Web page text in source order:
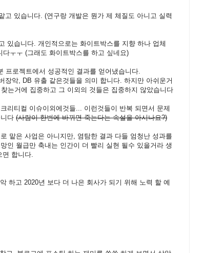
고 있습니다. (연구랑 개발은 뭔가 제 체질도 아니고 실력
있습니다. 개인적으로는 화이트박스를 지향 하나 업체
ㅜㅜ (그래도 화이트박스를 하고 싶네요)
프로젝트에서 성공적인 결과를 얻어냈습니다.
장악, DB 유출 같은것들을 의미 합니다. 하지만 아쉬운거
는거에 집중하고 그 이외의 것들은 집중하지 않았습니다
리티컬 이슈이외에것들... 이런것들이 반복 되면서 문제
다 (사람이 한번에 바뀌면 죽는다는 속설을 아시나요?)
맡은 사업은 아니지만, 염탐한 결과 다들 엄청난 성과를
인 월급만 축내는 인간이 더 빨리 실현 될수 있을거라 생
합니다.
하고 2020년 보다 더 나은 회사가 되기 위해 노력 할 예